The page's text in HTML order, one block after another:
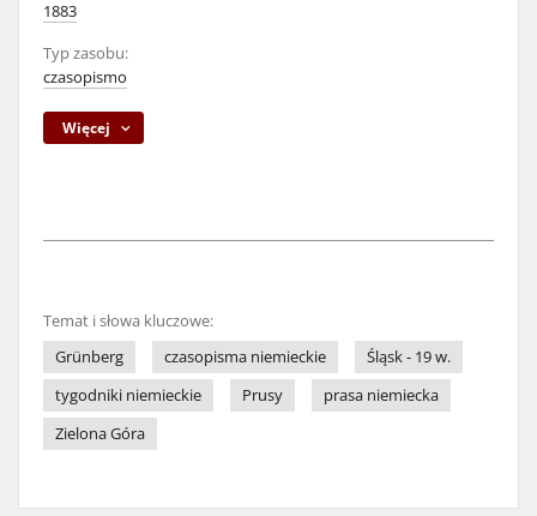
1883
Typ zasobu:
czasopismo
Więcej
Temat i słowa kluczowe:
Grünberg
czasopisma niemieckie
Śląsk - 19 w.
tygodniki niemieckie
Prusy
prasa niemiecka
Zielona Góra